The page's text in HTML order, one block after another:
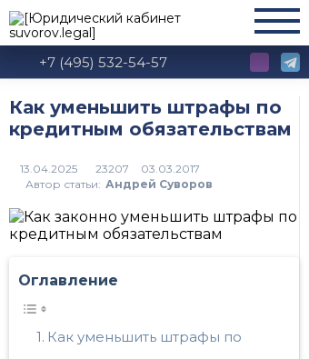
+7 (495) 532-54-57
Как уменьшить штрафы по
кредитным обязательствам
23207
Автор статьи: Андрей Суворов
Оглавление
Как уменьшить штрафы по